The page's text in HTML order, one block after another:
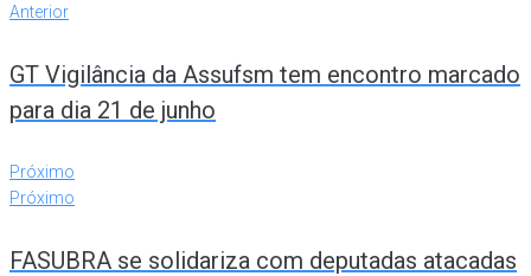
Anterior
GT Vigilância da Assufsm tem encontro marcado
para dia 21 de junho
Próximo
Próximo
FASUBRA se solidariza com deputadas atacadas